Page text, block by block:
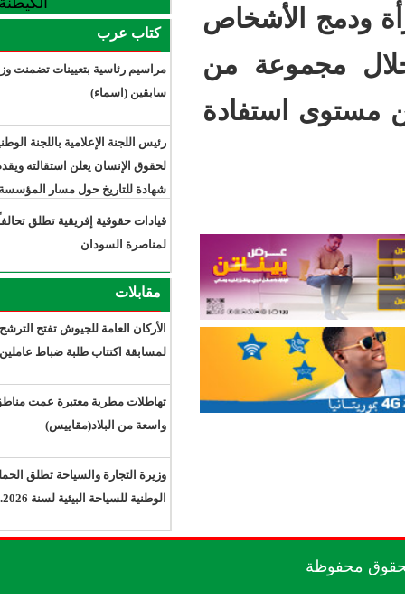
من
كتاب عرب
مراسيم رئاسية بتعيينات تضمنت وزراء
رئيس اللجنة الإعلامية باللجنة الوطنية
لحقوق الإنسان يعلن استقالته ويقدم
شهادة للتاريخ حول مسار المؤسسة
قيادات حقوقية إفريقية تطلق تحالفاً
لمناصرة السودان
مقابلات
الأركان العامة للجيوش تفتح الترشح
لمسابقة اكتتاب طلبة ضباط عاملين
تهاطلات مطرية معتبرة عمت مناطق
وزيرة التجارة والسياحة تطلق الحملة
الوطنية للسياحة البيئية لسنة 2026.